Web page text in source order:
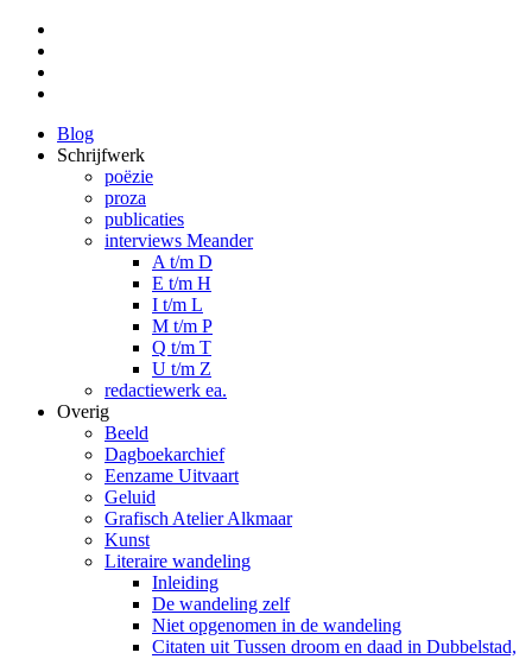
Blog
Schrijfwerk
poëzie
proza
publicaties
interviews Meander
A t/m D
E t/m H
I t/m L
M t/m P
Q t/m T
U t/m Z
redactiewerk ea.
Overig
Beeld
Dagboekarchief
Eenzame Uitvaart
Geluid
Grafisch Atelier Alkmaar
Kunst
Literaire wandeling
Inleiding
De wandeling zelf
Niet opgenomen in de wandeling
Citaten uit Tussen droom en daad in Dubbelstad,